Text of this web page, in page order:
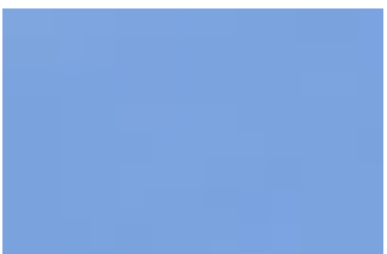
giudizio tutti gli altri indagati